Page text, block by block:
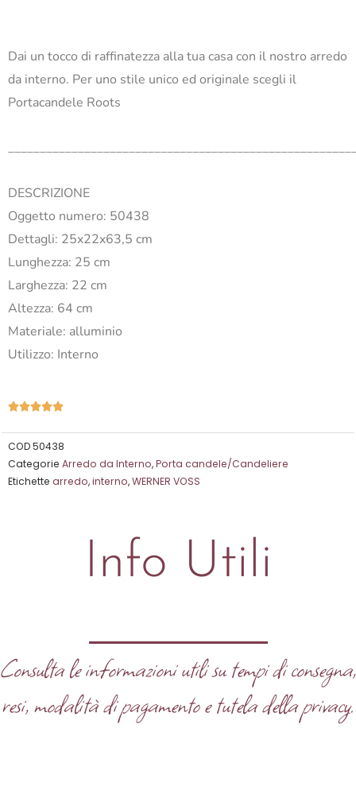
Dai un tocco di raffinatezza alla tua casa con il nostro arredo
da interno. Per uno stile unico ed originale scegli il
Portacandele Roots
DESCRIZIONE
Oggetto numero: 50438
Dettagli: 25x22x63,5 cm
Lunghezza: 25 cm
Larghezza: 22 cm
Altezza: 64 cm
Materiale: alluminio
Utilizzo: Interno
Valutazione
su
5
COD50438
Categorie Arredo da Interno,Porta candele/Candeliere
Etichette arredo,interno,WERNER VOSS
Info Utili
Consulta le informazioni utili su tempi di consegna,
resi, modalità di pagamento e tutela della privacy.